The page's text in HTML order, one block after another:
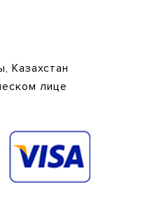
Казахстан
лице